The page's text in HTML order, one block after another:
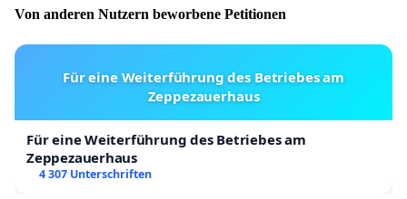
Von anderen Nutzern beworbene Petitionen
Für eine Weiterführung des Betriebes am
Zeppezauerhaus
Für eine Weiterführung des Betriebes am
Zeppezauerhaus
4 307 Unterschriften